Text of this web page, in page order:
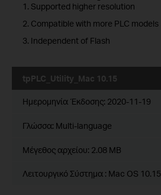
1. Supported higher resolution
2. Compatible with more PLC models
3. Independent of Flash
tpPLC_Utility_Mac 10.15
Ημερομηνία Έκδοσης: 2020-11-19
Γλώσσα: Multi-language
Μέγεθος αρχείου: 2.08 MB
Λειτουργικό Σύστημα : Mac OS 10.15